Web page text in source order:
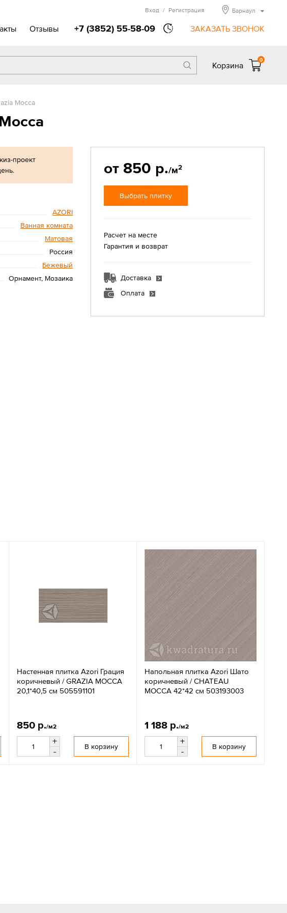
Отзывы +7 (3852) 55-58-09 ЗАКАЗАТЬ ЗВОНОК
Вход / Регистрация Барнаул
Корзина
0
Mocca
проект
AZORI
Ванная комната
Матовая
Россия
Бежевый
Орнамент, Мозаика
от 850 р./м2
Выбрать плитку
Расчет на месте
Гарантия и возврат
Доставка
Оплата
Настенная плитка Azori Грация
коричневый / GRAZIA MOCCA
20,1*40,5 см 505591101
850 р./м2
+
-
В корзину
Напольная плитка Azori Шато
коричневый / CHATEAU
MOCCA 42*42 см 503193003
1 188 р./м2
+
-
В корзину